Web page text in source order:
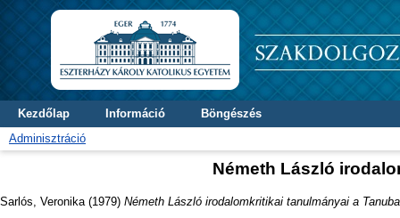
Kezdőlap Információ
Böngészés
Adminisztráció
Németh László
Sarlós, Veronika (1979) Németh László irodalomkritikai tanulmányai a